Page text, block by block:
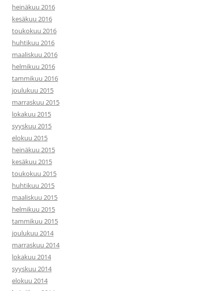
heinäkuu 2016
kesäkuu 2016
toukokuu 2016
huhtikuu 2016
maaliskuu 2016
helmikuu 2016
tammikuu 2016
joulukuu 2015
marraskuu 2015
lokakuu 2015
syyskuu 2015
elokuu 2015
heinäkuu 2015
kesäkuu 2015
toukokuu 2015
huhtikuu 2015
maaliskuu 2015
helmikuu 2015
tammikuu 2015
joulukuu 2014
marraskuu 2014
lokakuu 2014
syyskuu 2014
elokuu 2014